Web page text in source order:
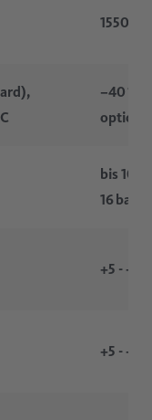
1550
–40 °C
optional
bis 10
16 bar
+5 - +50
+5 - +50